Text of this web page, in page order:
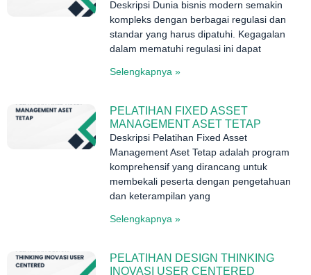
Deskripsi Dunia bisnis modern semakin
kompleks dengan berbagai regulasi dan
standar yang harus dipatuhi. Kegagalan
dalam mematuhi regulasi ini dapat
Selengkapnya »
PELATIHAN FIXED ASSET
MANAGEMENT ASET TETAP
Deskripsi Pelatihan Fixed Asset
Management Aset Tetap adalah program
komprehensif yang dirancang untuk
membekali peserta dengan pengetahuan
dan keterampilan yang
Selengkapnya »
PELATIHAN DESIGN THINKING
INOVASI USER CENTERED